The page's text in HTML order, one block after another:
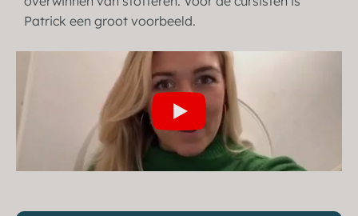
Patrick een groot voorbeeld.